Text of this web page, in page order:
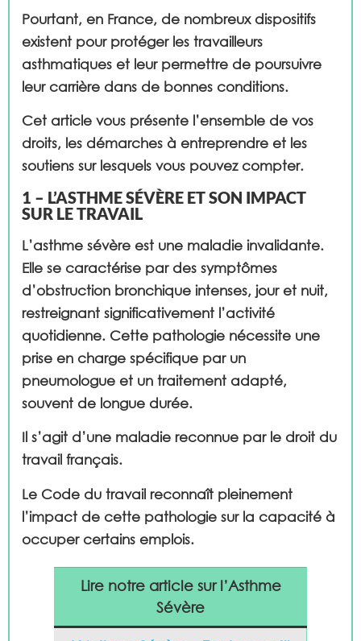
Pourtant, en France, de nombreux dispositifs
existent pour protéger les travailleurs
asthmatiques et leur permettre de poursuivre
leur carrière dans de bonnes conditions.
Cet article vous présente l’ensemble de vos
droits, les démarches à entreprendre et les
soutiens sur lesquels vous pouvez compter.
1 – L’ASTHME SÉVÈRE ET SON IMPACT
SUR LE TRAVAIL
L’asthme sévère est une maladie invalidante.
Elle se caractérise par des symptômes
d’obstruction bronchique intenses, jour et nuit,
restreignant significativement l’activité
quotidienne. Cette pathologie nécessite une
prise en charge spécifique par un
pneumologue et un traitement adapté,
souvent de longue durée.
Il s’agit d’une maladie reconnue par le droit du
travail français.
Le Code du travail reconnaît pleinement
l’impact de cette pathologie sur la capacité à
occuper certains emplois.
Lire notre article sur l’Asthme
Sévère